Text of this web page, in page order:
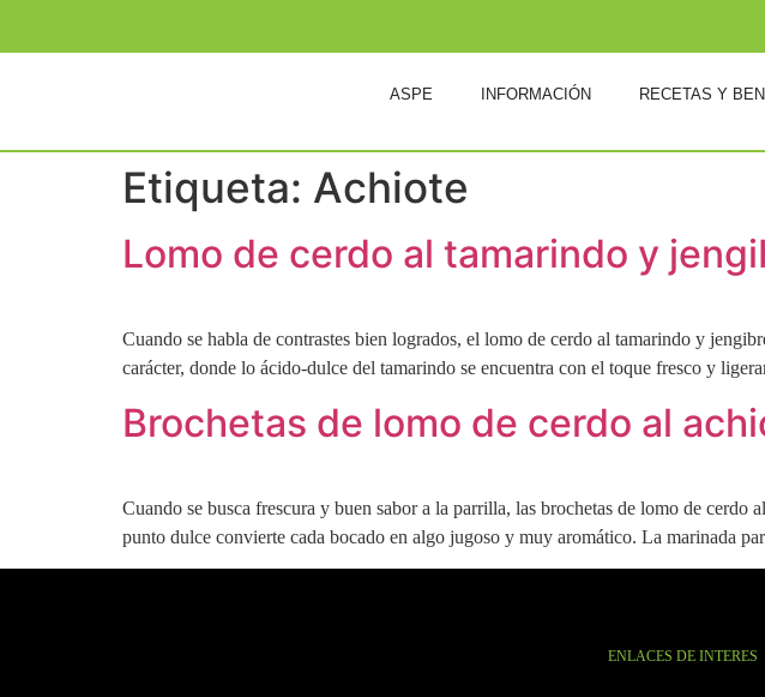
ASPE INFORMACIÓN RECETAS Y
Etiqueta: Achiote
Lomo de cerdo al tamarindo y
Cuando se habla de contrastes bien logrados, el lomo de cerdo al tamarindo y
carácter, donde lo ácido-dulce del tamarindo se encuentra con el toque fresco y
Brochetas de lomo de cerdo al
Cuando se busca frescura y buen sabor a la parrilla, las brochetas de lomo de cerdo
punto dulce convierte cada bocado en algo jugoso y muy aromático. La marinada
ENLACES DE INTERES